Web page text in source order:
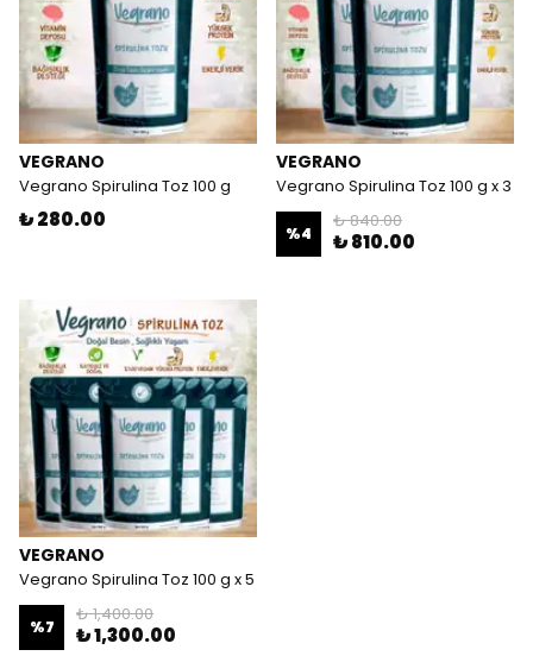
VEGRANO
Vegrano Spirulina Toz 100 g
₺ 280.00
VEGRANO
Vegrano Spirulina Toz 100 g x 3
%4
₺ 840.00
₺ 810.00
VEGRANO
Vegrano Spirulina Toz 100 g x 5
%7
₺ 1,400.00
₺ 1,300.00